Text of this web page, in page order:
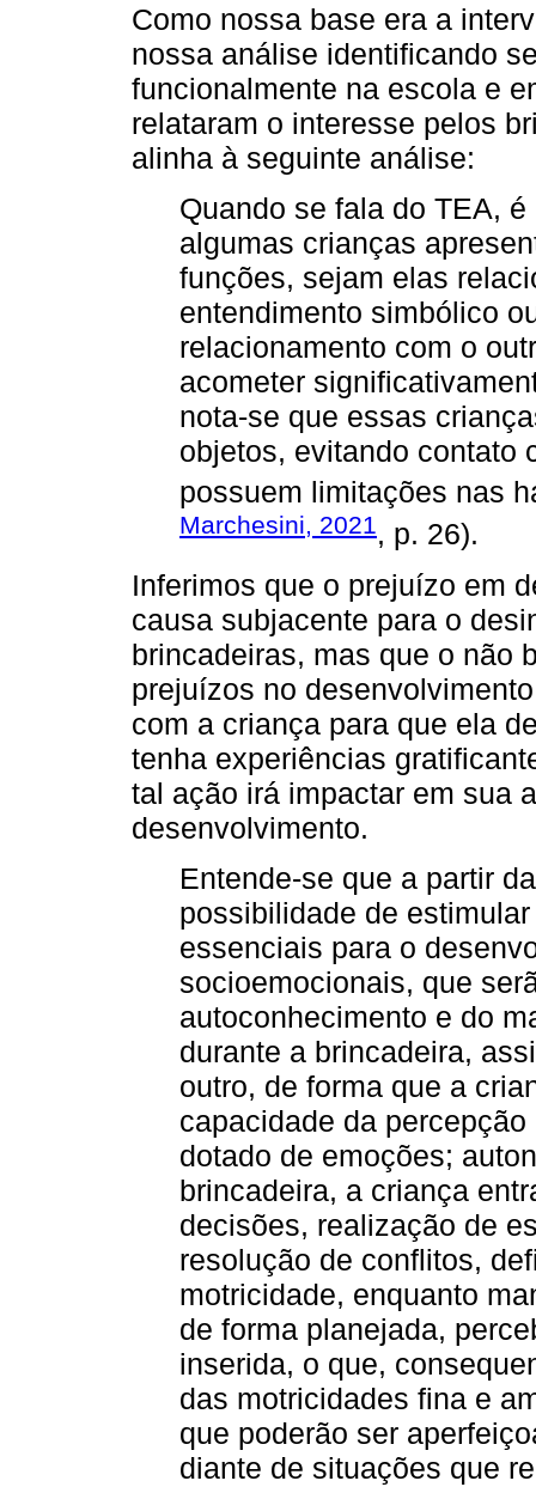
Como nossa base era a
nossa análise identificando
funcionalmente na escola e
relataram o interesse pelos
alinha à seguinte análise:
Quando se fala do TEA,
algumas crianças
funções, sejam elas
entendimento simbólico
relacionamento com o
acometer
nota-se que essas
objetos, evitando contato
possuem limitações nas
Marchesini, 2021, p. 26).
Inferimos que o prejuízo em
causa subjacente para o
brincadeiras, mas que o não
prejuízos no
com a criança para que ela
tenha experiências
tal ação irá impactar em sua
desenvolvimento.
Entende-se que a partir
possibilidade de
essenciais para o
socioemocionais, que
autoconhecimento e do
durante a brincadeira,
outro, de forma que a
capacidade da
dotado de emoções;
brincadeira, a criança
decisões, realização de
resolução de conflitos,
motricidade, enquanto
de forma planejada,
inserida, o que,
das motricidades fina e
que poderão ser
diante de situações que